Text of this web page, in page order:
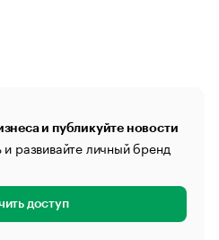
и публикуйте новости
развивайте личный бренд
доступ